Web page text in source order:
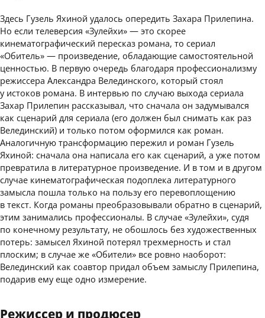
Здесь Гузель Яхиной удалось опередить Захара Прилепина.
Но если телеверсия «Зулейхи» — это скорее
кинематографический пересказ романа, то сериал
«Обитель» — произведение, обладающие самостоятельной
ценностью. В первую очередь благодаря профессионализму
режиссера Александра Велединского, который стоял
у истоков романа. В интервью по случаю выхода сериала
Захар Прилепин рассказывал, что сначала он задумывался
как сценарий для сериала (его должен был снимать как раз
Велединский) и только потом оформился как роман.
Аналогичную трансформацию пережил и роман Гузель
Яхиной: сначала она написала его как сценарий, а уже потом
превратила в литературное произведение. И в том и в другом
случае кинематографическая подоплека литературного
замысла пошла только на пользу его перевоплощению
в текст. Когда романы преобразовывали обратно в сценарий,
этим занимались профессионалы. В случае «Зулейхи», судя
по конечному результату, не обошлось без художественных
потерь: замысел Яхиной потерял трехмерность и стал
плоским; в случае же «Обители» все ровно наоборот:
Велединский как соавтор придал объем замыслу Прилепина,
подарив ему еще одно измерение.
Режиссер и продюсер